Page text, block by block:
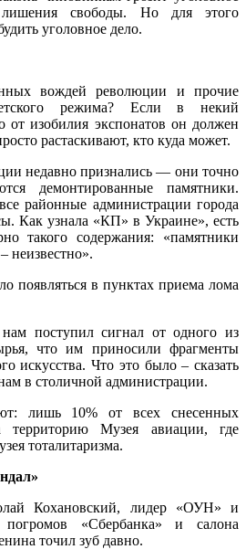
свободы. Но для этого
уголовное дело.
вождей революции и прочие
режима? Если в некий
изобилия экспонатов он должен
растаскивают, кто куда может.
недавно признались — они точно
демонтированные памятники.
районные администрации города
Как узнала «КП» в Украине», есть
такого содержания: «памятники
неизвестно».
появляться в пунктах приема лома
поступил сигнал от одного из
что им приносили фрагменты
искусства. Что это было – сказать
в столичной администрации.
лишь 10% от всех снесенных
территорию Музея авиации, где
тоталитаризма.
Кохановский, лидер «ОУН» и
погромов «Сбербанка» и салона
точил зуб давно.